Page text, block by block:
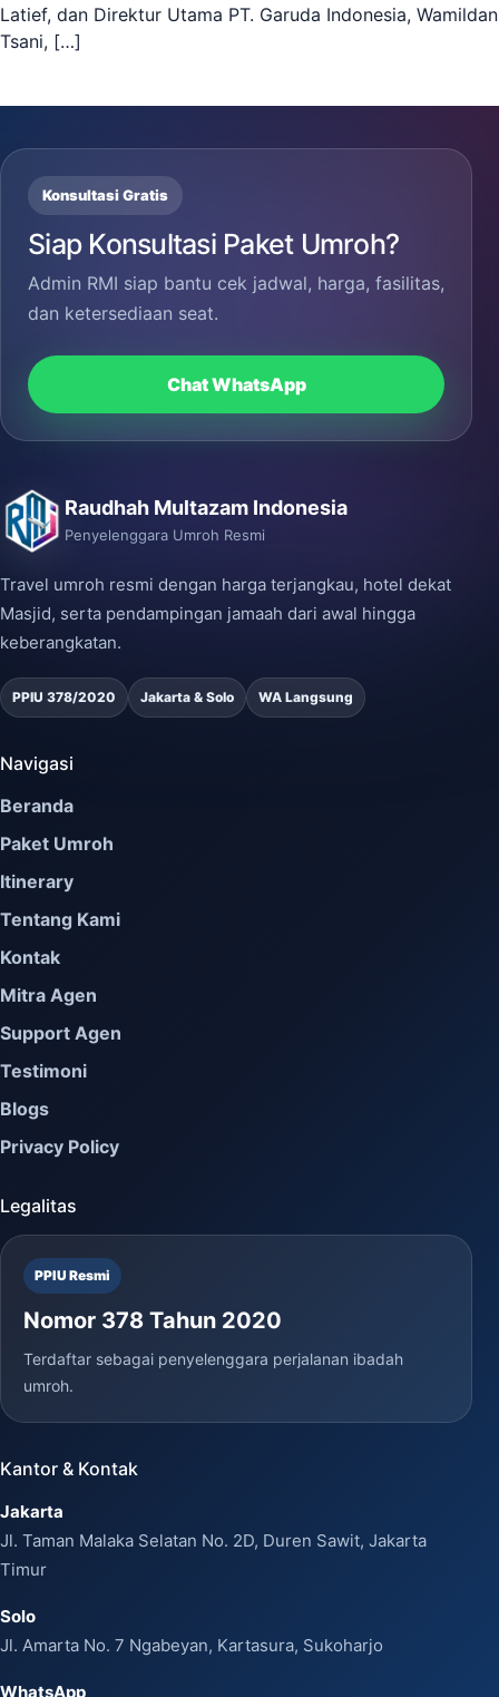
Latief, dan Direktur Utama PT. Garuda Indonesia, Wamildan
Tsani, […]
Konsultasi Gratis
Siap Konsultasi Paket Umroh?
Admin RMI siap bantu cek jadwal, harga, fasilitas,
dan ketersediaan seat.
Chat WhatsApp
Raudhah Multazam Indonesia
Penyelenggara Umroh Resmi
Travel umroh resmi dengan harga terjangkau, hotel dekat
Masjid, serta pendampingan jamaah dari awal hingga
keberangkatan.
PPIU 378/2020 Jakarta & Solo WA Langsung
Navigasi
Beranda
Paket Umroh
Itinerary
Tentang Kami
Kontak
Mitra Agen
Support Agen
Testimoni
Blogs
Privacy Policy
Legalitas
PPIU Resmi
Nomor 378 Tahun 2020
Terdaftar sebagai penyelenggara perjalanan ibadah
umroh.
Kantor & Kontak
Jakarta
Jl. Taman Malaka Selatan No. 2D, Duren Sawit, Jakarta
Timur
Solo
Jl. Amarta No. 7 Ngabeyan, Kartasura, Sukoharjo
WhatsApp